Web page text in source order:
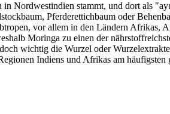
Nordwestindien stammt, und dort als
Pferderettichbaum oder
vor allem in den Ländern Afrikas,
Moringa zu einen der
wichtig die Wurzel oder
Indiens und Afrikas am häufigsten